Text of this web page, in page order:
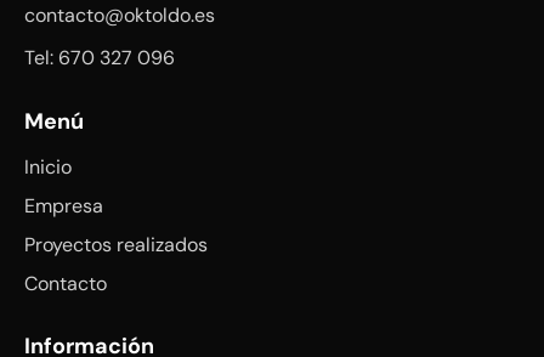
contacto@oktoldo.es
Tel: 670 327 096
Menú
Inicio
Empresa
Proyectos realizados
Contacto
Información